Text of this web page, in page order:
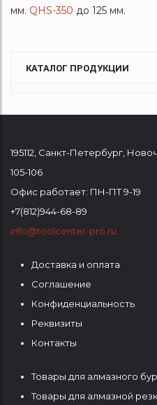
мм. QHS-350 до 125 мм.
КАТАЛОГ ПРОДУКЦИИ
195112 Санкт-Петербург
105-106
Офис работает: ПН-ПТ 9-19
+7(812)944-68-89
info@toolcenter-pro.ru
ФУТЕРДоставка и оплата
Соглашение
Конфиденциальность
Реквизиты
Контакты
ФУТЕРТовары для алмазного
Товары для алмазной